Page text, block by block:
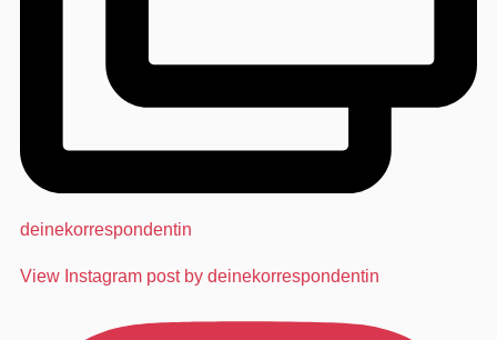
deinekorrespondentin
View Instagram post by deinekorrespondentin